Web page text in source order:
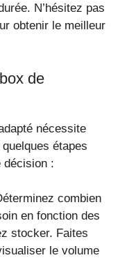
N’hésitez pas
obtenir le meilleur
de
nécessite
étapes
décision :
combien
en fonction des
stocker. Faites
le volume